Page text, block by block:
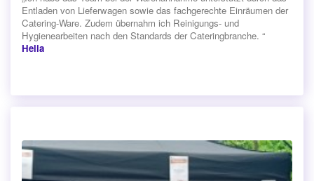
Entladen von Lieferwagen sowie das fachgerechte Einräumen der
Catering-Ware. Zudem übernahm ich Reinigungs- und
Hygienearbeiten nach den Standards der Cateringbranche. “
Helia